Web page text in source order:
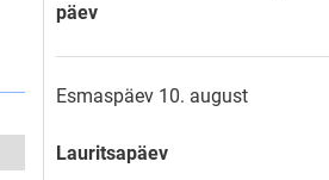
päev
Esmaspäev 10. august
Lauritsapäev